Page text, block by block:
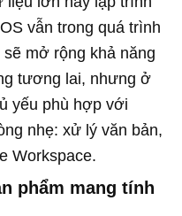
vẫn trong quá trình
mở rộng khả năng
tương lai, nhưng ở
yếu phù hợp với
nhẹ: xử lý văn bản,
Workspace.
phẩm mang tính